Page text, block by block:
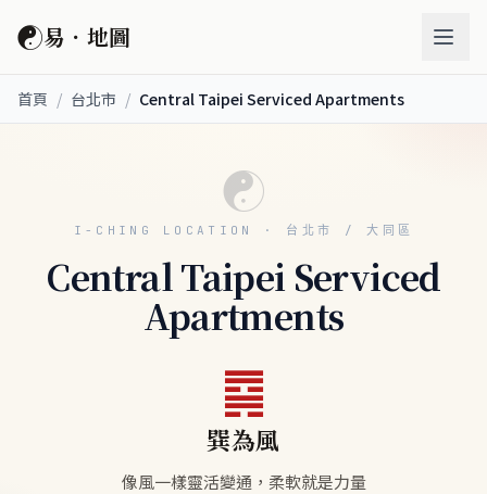
☯易．地圖
首頁 / 台北市 / Central Taipei Serviced Apartments
☯
I-CHING LOCATION · 台北市 / 大同區
Central Taipei Serviced
Apartments
䷸
巽為風
像風一樣靈活變通，柔軟就是力量